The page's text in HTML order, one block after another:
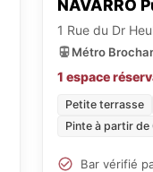
NAVARRO
1 Rue du Dr
Métro
1 espace
Petite terrasse
Pinte à partir
Bar vérifié